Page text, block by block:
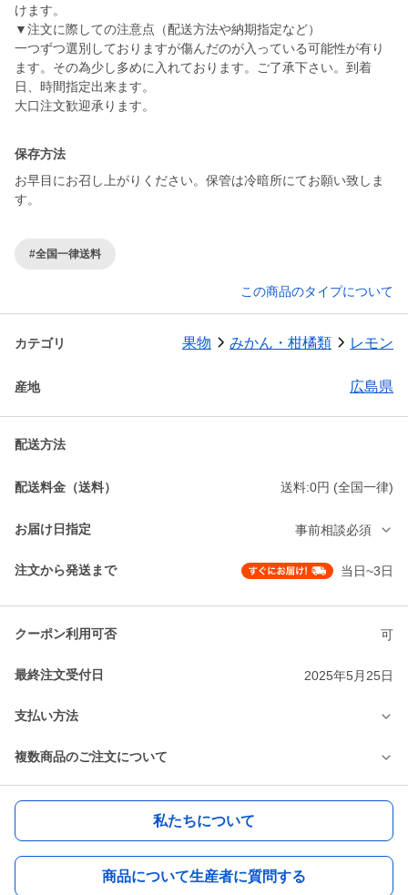
けます。
▼注文に際しての注意点（配送方法や納期指定など）
一つずつ選別しておりますが傷んだのが入っている可能性が有り
ます。その為少し多めに入れております。ご了承下さい。到着
日、時間指定出来ます。
大口注文歓迎承ります。
保存方法
お早目にお召し上がりください。保管は冷暗所にてお願い致しま
#全国一律送料
この商品のタイプについて
カテゴリ 果物 みかん・柑橘類 レモン
産地 広島県
配送方法
配送料金（送料） 送料:0円 (全国一律)
お届け日指定 事前相談必須
注文から発送まで 当日~3日
クーポン利用可否 可
最終注文受付日 2025年5月25日
支払い方法
複数商品のご注文について
私たちについて
商品について生産者に質問する